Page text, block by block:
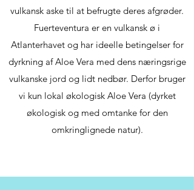
vulkansk aske til at befrugte deres afgrøder.
Fuerteventura er en vulkansk ø i
Atlanterhavet og har ideelle betingelser for
dyrkning af Aloe Vera med dens næringsrige
vulkanske jord og lidt nedbør. Derfor bruger
vi kun lokal økologisk Aloe Vera (dyrket
økologisk og med omtanke for den
omkringlignede natur).